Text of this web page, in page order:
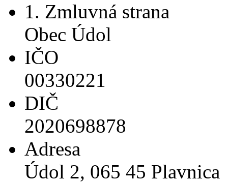
1. Zmluvná strana
Obec Údol
IČO
00330221
DIČ
2020698878
Adresa
Údol 2, 065 45 Plavnica